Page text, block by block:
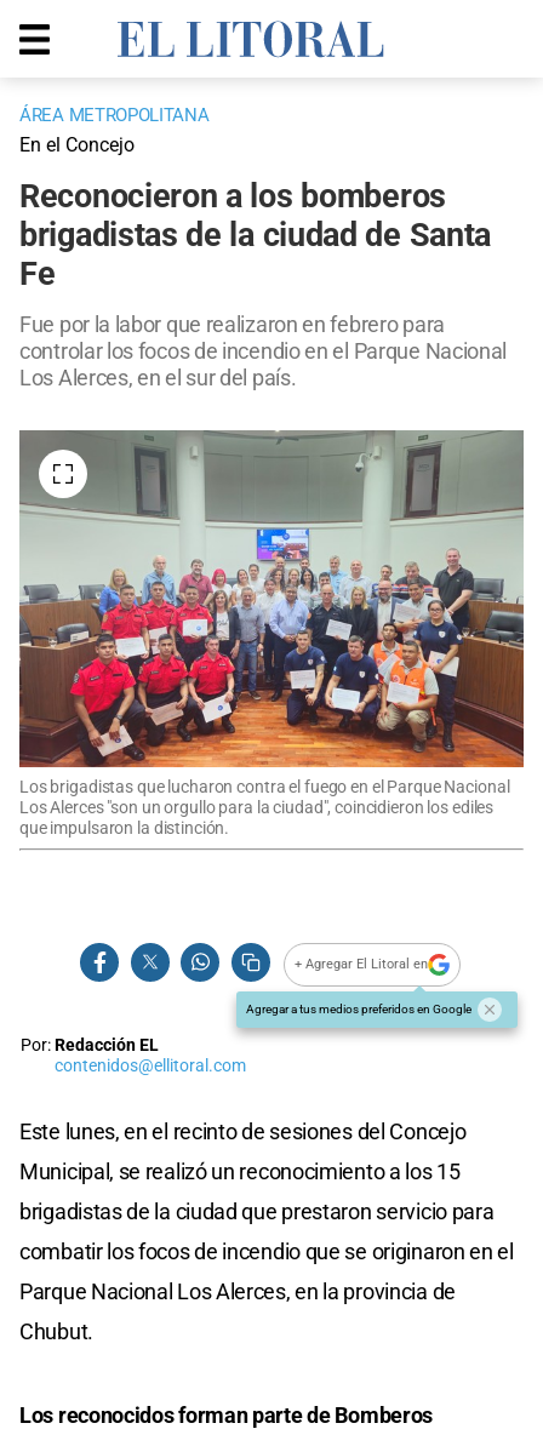
ÁREA METROPOLITANA
En el Concejo
Reconocieron a los bomberos
brigadistas de la ciudad de Santa
Fe
Fue por la labor que realizaron en febrero para
controlar los focos de incendio en el Parque Nacional
Los Alerces, en el sur del país.
Los brigadistas que lucharon contra el fuego en el Parque Nacional
Los Alerces "son un orgullo para la ciudad", coincidieron los ediles
que impulsaron la distinción.
+ Agregar El Litoral en
Agregar a tus medios preferidos en Google
Por:Redacción EL
contenidos@ellitoral.com
Este lunes, en el recinto de sesiones del Concejo
Municipal, se realizó un reconocimiento a los 15
brigadistas de la ciudad que prestaron servicio para
combatir los focos de incendio que se originaron en el
Parque Nacional Los Alerces, en la provincia de
Chubut.
Los reconocidos forman parte de Bomberos